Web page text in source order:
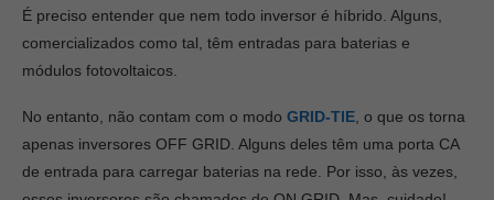
É preciso entender que nem todo inversor é híbrido. Alguns,
comercializados como tal, têm entradas para baterias e
módulos fotovoltaicos.
No entanto, não contam com o modo GRID-TIE , o que os torna
apenas inversores OFF GRID. Alguns deles têm uma porta CA
de entrada para carregar baterias na rede. Por isso, às vezes,